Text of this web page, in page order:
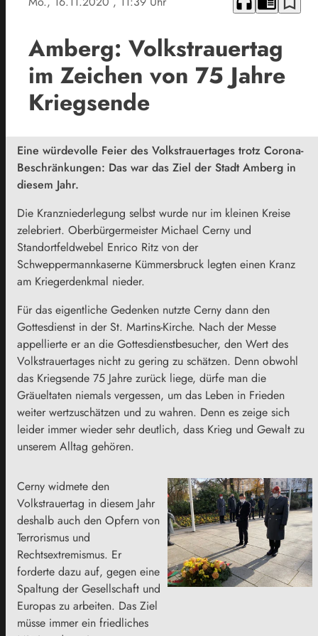
Amberg: Volkstrauertag
im Zeichen von 75 Jahre
Kriegsende
Eine würdevolle Feier des Volkstrauertages trotz Corona-
Beschränkungen: Das war das Ziel der Stadt Amberg in
diesem Jahr.
Die Kranzniederlegung selbst wurde nur im kleinen Kreise
zelebriert. Oberbürgermeister Michael Cerny und
Standortfeldwebel Enrico Ritz von der
Schweppermannkaserne Kümmersbruck legten einen Kranz
am Kriegerdenkmal nieder.
Für das eigentliche Gedenken nutzte Cerny dann den
Gottesdienst in der St. Martins-Kirche. Nach der Messe
appellierte er an die Gottesdienstbesucher, den Wert des
Volkstrauertages nicht zu gering zu schätzen. Denn obwohl
das Kriegsende 75 Jahre zurück liege, dürfe man die
Gräueltaten niemals vergessen, um das Leben in Frieden
weiter wertzuschätzen und zu wahren. Denn es zeige sich
leider immer wieder sehr deutlich, dass Krieg und Gewalt zu
unserem Alltag gehören.
Cerny widmete den
Volkstrauertag in diesem Jahr
deshalb auch den Opfern von
Terrorismus und
Rechtsextremismus. Er
forderte dazu auf, gegen eine
Spaltung der Gesellschaft und
Europas zu arbeiten. Das Ziel
müsse immer ein friedliches